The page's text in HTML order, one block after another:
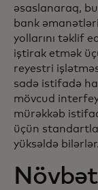
əsaslanaraq,
bank
yollarını təklif
iştirak etmək
reyestri
sadə istifadə
mövcud
mürəkkəb
üçün
yüksəldə bilərlər.